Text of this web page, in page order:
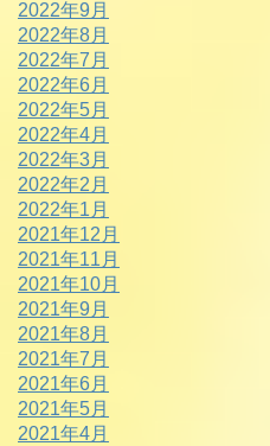
2022年9月
2022年8月
2022年7月
2022年6月
2022年5月
2022年4月
2022年3月
2022年2月
2022年1月
2021年12月
2021年11月
2021年10月
2021年9月
2021年8月
2021年7月
2021年6月
2021年5月
2021年4月